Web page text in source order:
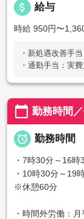
attach_money 給与
時給 950円〜
・新処遇改善手
・通勤手当：実
calendar_today 勤務時間／
 勤務時間
・7時30分～16時
・10時30分～19
※休憩60分
・時間外労働：